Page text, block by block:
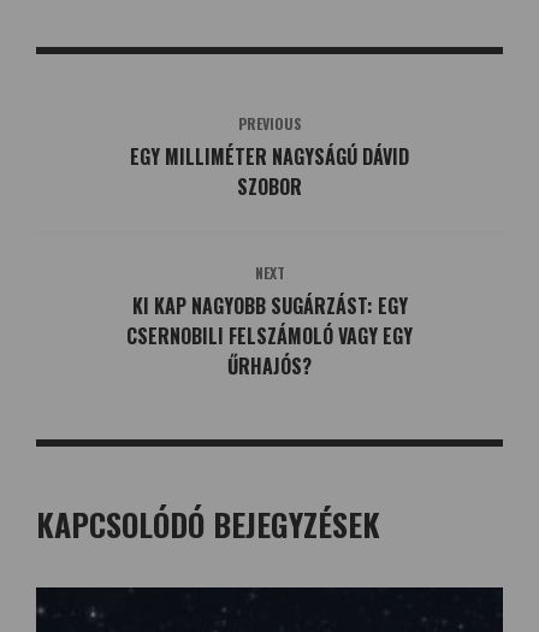
PREVIOUS
EGY MILLIMÉTER NAGYSÁGÚ DÁVID
SZOBOR
NEXT
KI KAP NAGYOBB SUGÁRZÁST: EGY
CSERNOBILI FELSZÁMOLÓ VAGY EGY
ŰRHAJÓS?
KAPCSOLÓDÓ BEJEGYZÉSEK